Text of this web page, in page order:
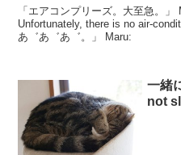
「エアコンプリーズ。大至急。
Unfortunately, there is no air-conditioner
あ゛あ゛あ゛。」 Maru:
一緒
not